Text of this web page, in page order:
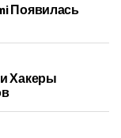
Появилась
Хакеры